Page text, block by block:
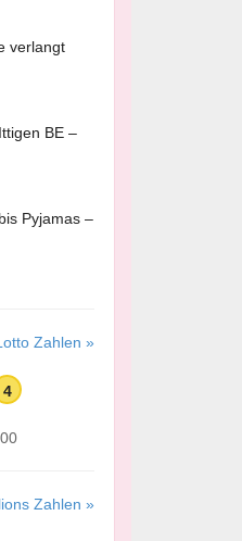
verlangt
BE –
Pyjamas –
Zahlen »
4
Zahlen »